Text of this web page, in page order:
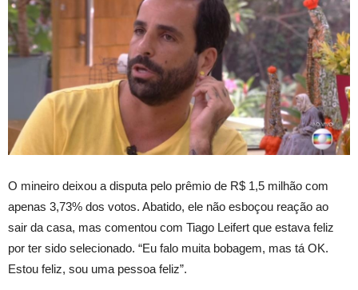
O mineiro deixou a disputa pelo prêmio de R$ 1,5 milhão com
apenas 3,73% dos votos. Abatido, ele não esboçou reação ao
sair da casa, mas comentou com Tiago Leifert que estava feliz
por ter sido selecionado. “Eu falo muita bobagem, mas tá OK.
Estou feliz, sou uma pessoa feliz”.